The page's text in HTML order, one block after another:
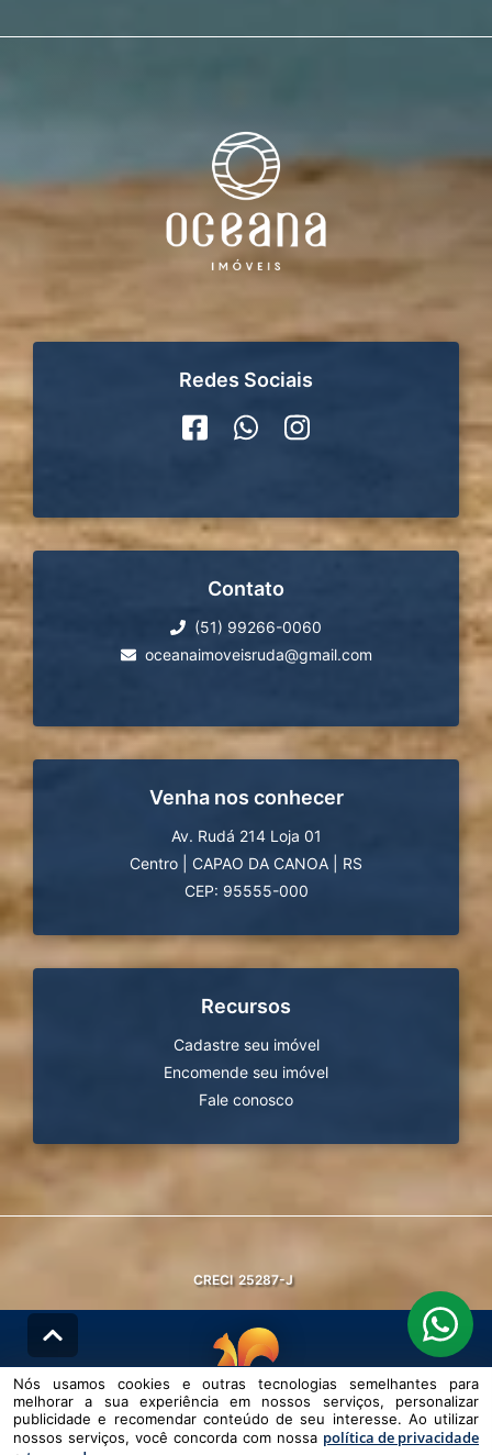
Redes Sociais
Contato
(51) 99266-0060
oceanaimoveisruda@gmail.com
Venha nos conhecer
Av. Rudá 214 Loja 01
Centro
CAPAO DA CANOA
RS
CEP: 95555-000
Recursos
Cadastre seu imóvel
Encomende seu imóvel
Fale conosco
CRECI 25287-J
© DESENVOLVIDO PELAAGIL.NET
Nós usamos cookies e outras tecnologias semelhantes para melhorar a
Nós usamos cookies e outras tecnologias semelhantes para
melhorar a sua experiência em nossos serviços, personalizar
publicidade e recomendar conteúdo de seu interesse. Ao utilizar
nossos serviços, você concorda com nossa política de privacidade